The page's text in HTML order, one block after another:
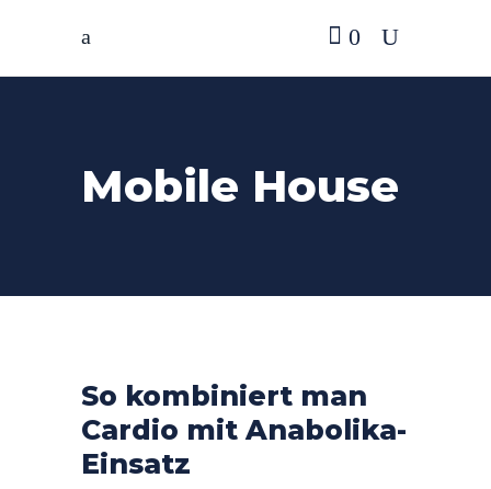
0
Mobile House
So kombiniert man
Cardio mit Anabolika-
Einsatz